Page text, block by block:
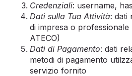
Credenziali: username,
Dati sulla Tua Attività: dati
di impresa o professionale
ATECO)
Dati di Pagamento: dati
metodi di pagamento
servizio fornito